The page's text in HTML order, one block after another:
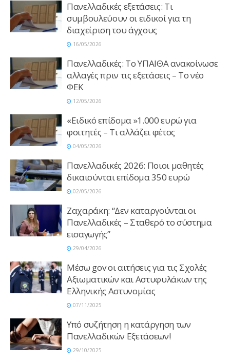
Πανελλαδικές εξετάσεις: Τι
συμβουλεύουν οι ειδικοί για τη
διαχείριση του άγχους
16/05/2026
Πανελλαδικές: Το ΥΠΑΙΘΑ ανακοίνωσε
αλλαγές πριν τις εξετάσεις – Το νέο
ΦΕΚ
12/05/2026
«Ειδικό επίδομα »1.000 ευρώ για
φοιτητές – Τι αλλάζει φέτος
04/05/2026
Πανελλαδικές 2026: Ποιοι μαθητές
δικαιούνται επίδομα 350 ευρώ
02/05/2026
Zαχαράκη: “Δεν καταργούνται οι
Πανελλαδικές – Σταθερό το σύστημα
εισαγωγής”
29/04/2026
Μέσω gov οι αιτήσεις για τις Σχολές
Αξιωματικών και Αστυφυλάκων της
Ελληνικής Αστυνομίας
07/11/2025
Υπό συζήτηση η κατάργηση των
Πανελλαδικών Εξετάσεων!
29/10/2025